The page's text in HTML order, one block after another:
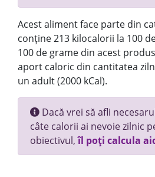
Acest aliment face parte din
conține 213 kilocalorii la 100
100 de grame din acest
aport caloric din cantitatea
un adult (2000 kCal).
Dacă vrei să afli
câte calorii ai nevoie zilnic
obiectivul,îl poți calcula